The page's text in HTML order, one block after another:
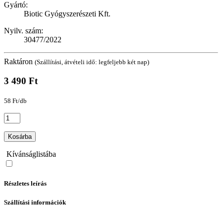
Gyártó:
Biotic Gyógyszerészeti Kft.
Nyilv. szám:
30477/2022
Raktáron (Szállítási, átvételi idő: legfeljebb két nap)
3 490 Ft
58 Ft/db
Kosárba
Kívánságlistába
Részletes leírás
Szállítási információk